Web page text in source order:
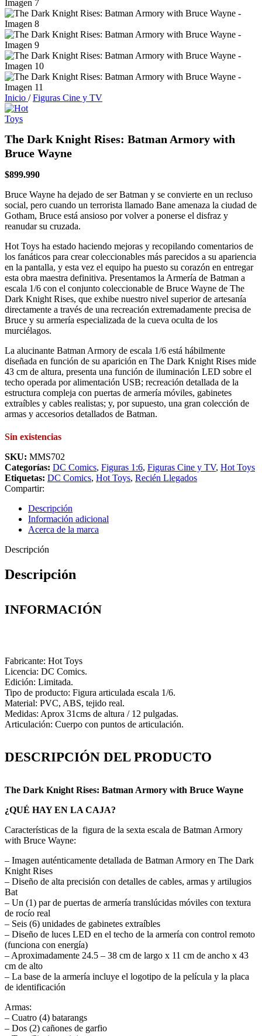
Inicio / Figuras Cine y TV
The Dark Knight Rises: Batman Armory with
Bruce Wayne
$899.990
Bruce Wayne ha dejado de ser Batman y se convierte en un recluso
social, pero cuando un terrorista llamado Bane amenaza la ciudad de
Gotham, Bruce está ansioso por volver a ponerse el disfraz y
reanudar su cruzada.
Hot Toys ha estado haciendo mejoras y recopilando comentarios de
los fanáticos para crear coleccionables más parecidos a su apariencia
en la pantalla, y esta vez el equipo ha puesto su corazón en entregar
esta obra maestra definitiva. Presentamos la Armería de Batman a
escala 1/6 con el conjunto coleccionable de Bruce Wayne de The
Dark Knight Rises, que exhibe nuestro nivel superior de artesanía
directamente a través de una recreación extremadamente precisa de
Bruce y su armería especializada de la cueva oculta de los
murciélagos.
La alucinante Batman Armory de escala 1/6 está hábilmente
diseñada en función de su aparición en The Dark Knight Rises mide
43 cm de altura, presenta una función de iluminación LED sobre el
techo operada por alimentación USB; recreación detallada de la
estructura compleja con puertas de armería móviles, gabinetes
extraíbles y cables realistas; y, por supuesto, una gran colección de
armas y accesorios detallados de Batman.
Sin existencias
SKU: MMS702
Categorías: DC Comics, Figuras 1:6, Figuras Cine y TV, Hot Toys
Etiquetas: DC Comics, Hot Toys, Recién Llegados
Compartir:
Descripción
Información adicional
Acerca de la marca
Descripción
Descripción
INFORMACIÓN
Fabricante: Hot Toys
Licencia: DC Comics.
Edición: Limitada.
Tipo de producto: Figura articulada escala 1/6.
Material: PVC, ABS, tejido real.
Medidas: Aprox 31cms de altura / 12 pulgadas.
Articulación: Cuerpo con puntos de articulación.
DESCRIPCIÓN DEL PRODUCTO
The Dark Knight Rises: Batman Armory with Bruce Wayne
¿QUÉ HAY EN LA CAJA?
Características de la figura de la sexta escala de Batman Armory
with Bruce Wayne:
– Imagen auténticamente detallada de Batman Armory en The Dark
Knight Rises
– Diseño de alta precisión con detalles de cables, armas y artilugios
Bat
– Un (1) par de puertas de armería translúcidas móviles con textura
de rocío real
– Seis (6) unidades de gabinetes extraíbles
– Diseño de luces LED en el techo de la armería con control remoto
(funciona con energía)
– Aproximadamente 24.5 – 38 cm de largo x 11 cm de ancho x 43
cm de alto
– La base de la armería incluye el logotipo de la película y la placa
de identificación
Armas:
– Cuatro (4) batarangs
– Dos (2) cañones de garfio